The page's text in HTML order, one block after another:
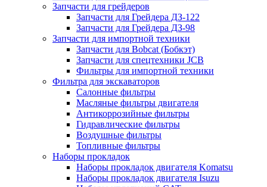
Запчасти для грейдеров
Запчасти для Грейдера ДЗ-122
Запчасти для Грейдера ДЗ-98
Запчасти для импортной техники
Запчасти для Bobcat (Бобкэт)
Запчасти для спецтехники JCB
Фильтры для импортной техники
Фильтра для экскаваторов
Салонные фильтры
Масляные фильтры двигателя
Антикоррозийные фильтры
Гидравлические фильтры
Воздушные фильтры
Топливные фильтры
Наборы прокладок
Наборы прокладок двигателя Komatsu
Наборы прокладок двигателя Isuzu